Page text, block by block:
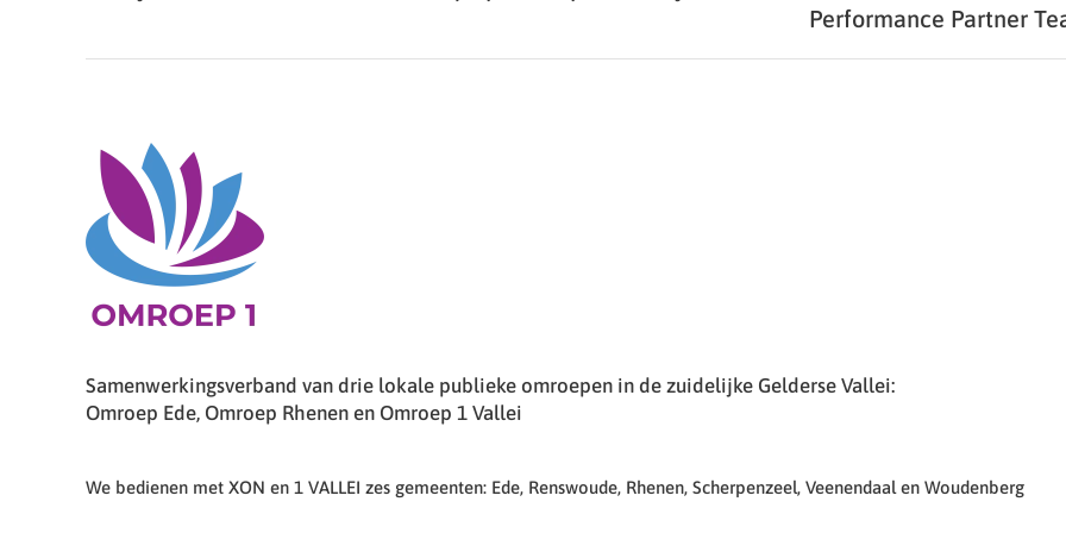
Performance Partner
Samenwerkingsverband van drie lokale publieke omroepen in de zuidelijke Gelderse Vallei:
Omroep Ede, Omroep Rhenen en Omroep 1 Vallei
We bedienen met XON en 1 VALLEI zes gemeenten: Ede, Renswoude, Rhenen, Scherpenzeel, Veenendaal en Woudenberg